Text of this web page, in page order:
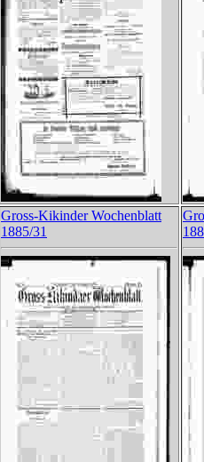
Gross-Kikinder Wochenblatt
1885/31